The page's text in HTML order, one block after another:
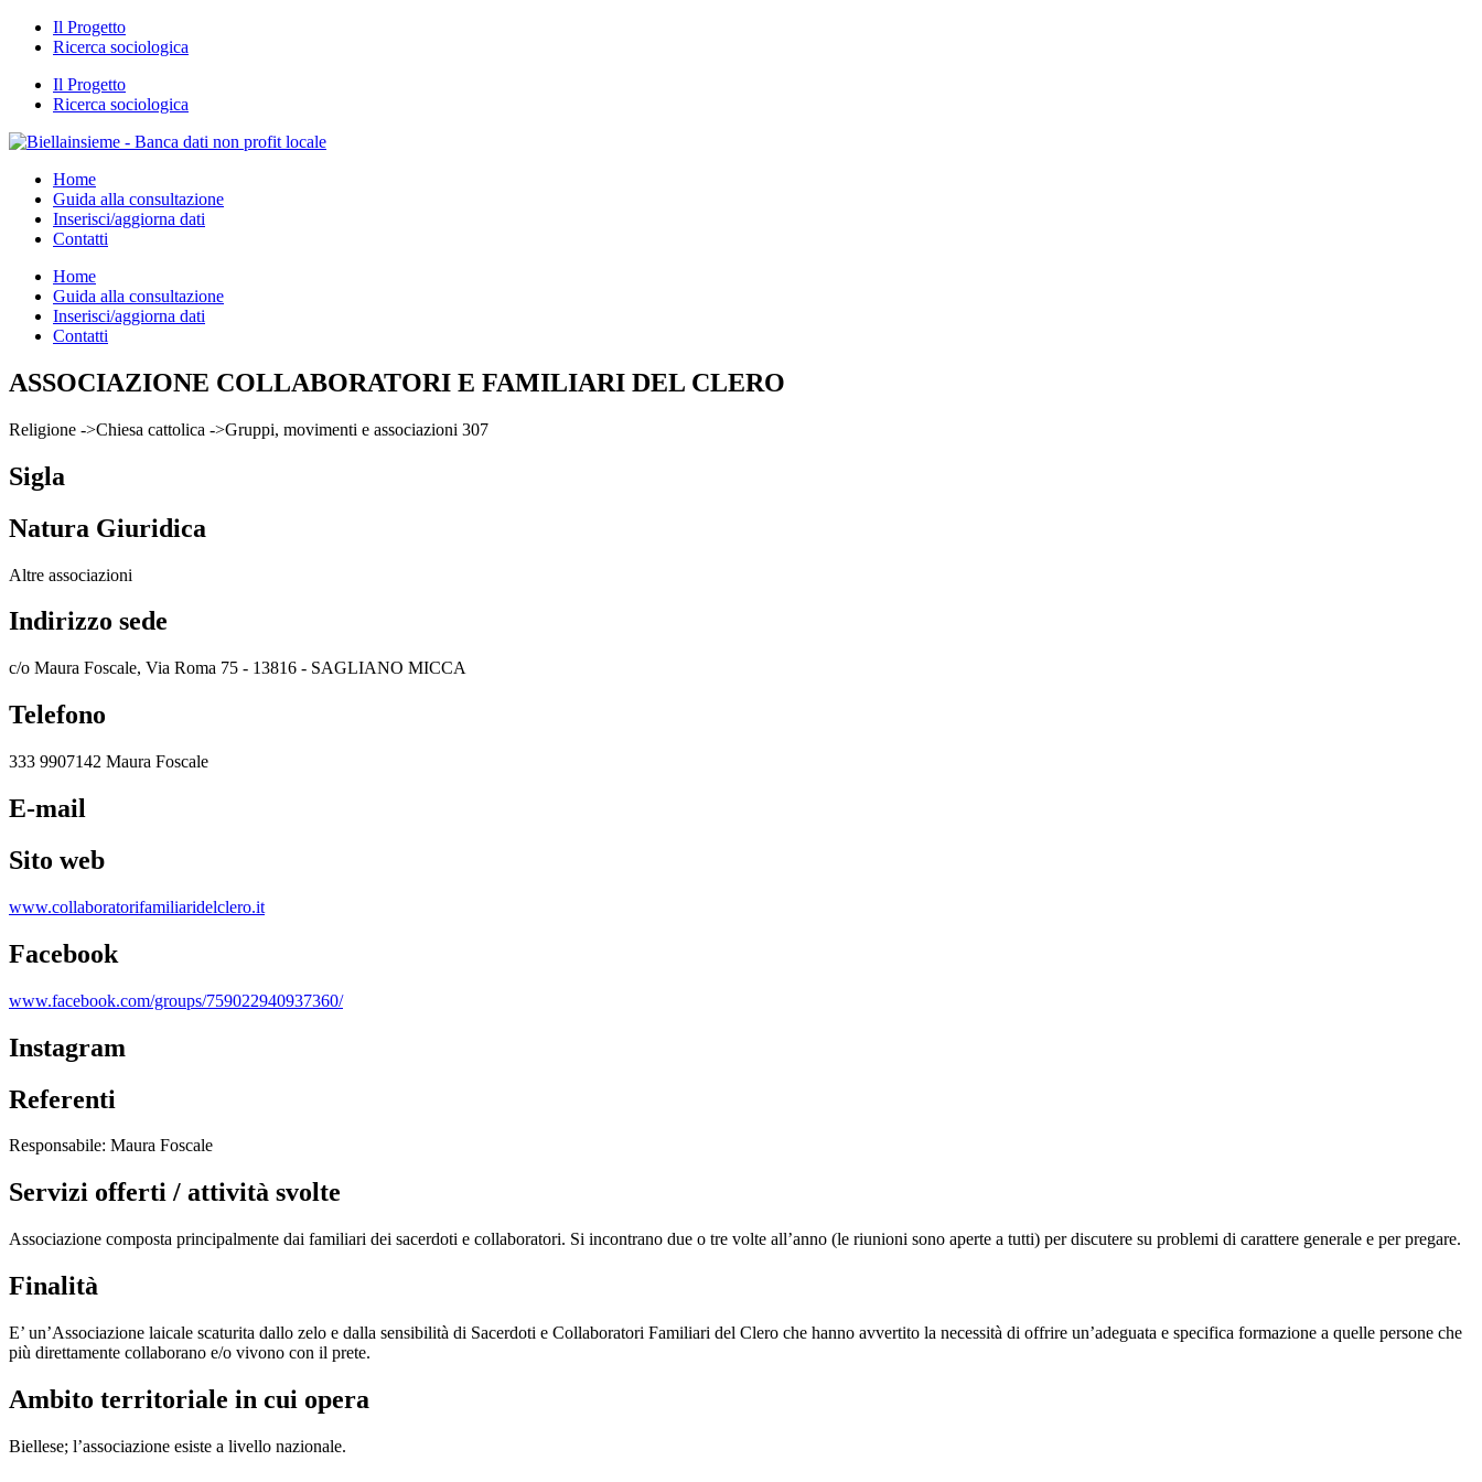
Il Progetto
Ricerca sociologica
Il Progetto
Ricerca sociologica
Home
Guida alla consultazione
Inserisci/aggiorna dati
Contatti
Home
Guida alla consultazione
Inserisci/aggiorna dati
Contatti
ASSOCIAZIONE COLLABORATORI E FAMILIARI DEL CLERO
Religione ->Chiesa cattolica ->Gruppi, movimenti e associazioni 307
Sigla
Natura Giuridica
Altre associazioni
Indirizzo sede
c/o Maura Foscale, Via Roma 75 - 13816 - SAGLIANO MICCA
Telefono
333 9907142 Maura Foscale
E-mail
Sito web
www.collaboratorifamiliaridelclero.it
Facebook
www.facebook.com/groups/759022940937360/
Instagram
Referenti
Responsabile: Maura Foscale
Servizi offerti / attività svolte
Associazione composta principalmente dai familiari dei sacerdoti e collaboratori. Si incontrano due o tre volte all’anno (le riunioni sono aperte a tutti) per discutere su problemi di carattere generale e per pregare.
Finalità
E’ un’Associazione laicale scaturita dallo zelo e dalla sensibilità di Sacerdoti e Collaboratori Familiari del Clero che hanno avvertito la necessità di offrire un’adeguata e specifica formazione a quelle persone che
più direttamente collaborano e/o vivono con il prete.
Ambito territoriale in cui opera
Biellese; l’associazione esiste a livello nazionale.